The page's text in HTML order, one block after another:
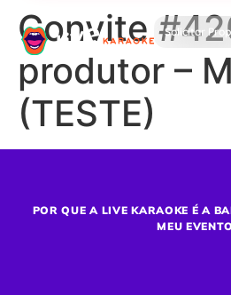
Solicitar
Convite
produtor –
(TESTE)
POR QUE A LIVE KARAOKE É A
MEU